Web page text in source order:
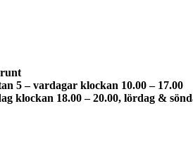
5 – vardagar klockan 10.00 – 17.00
klockan 18.00 – 20.00, lördag &